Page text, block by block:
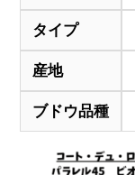
タイプ
産地
ブドウ品種